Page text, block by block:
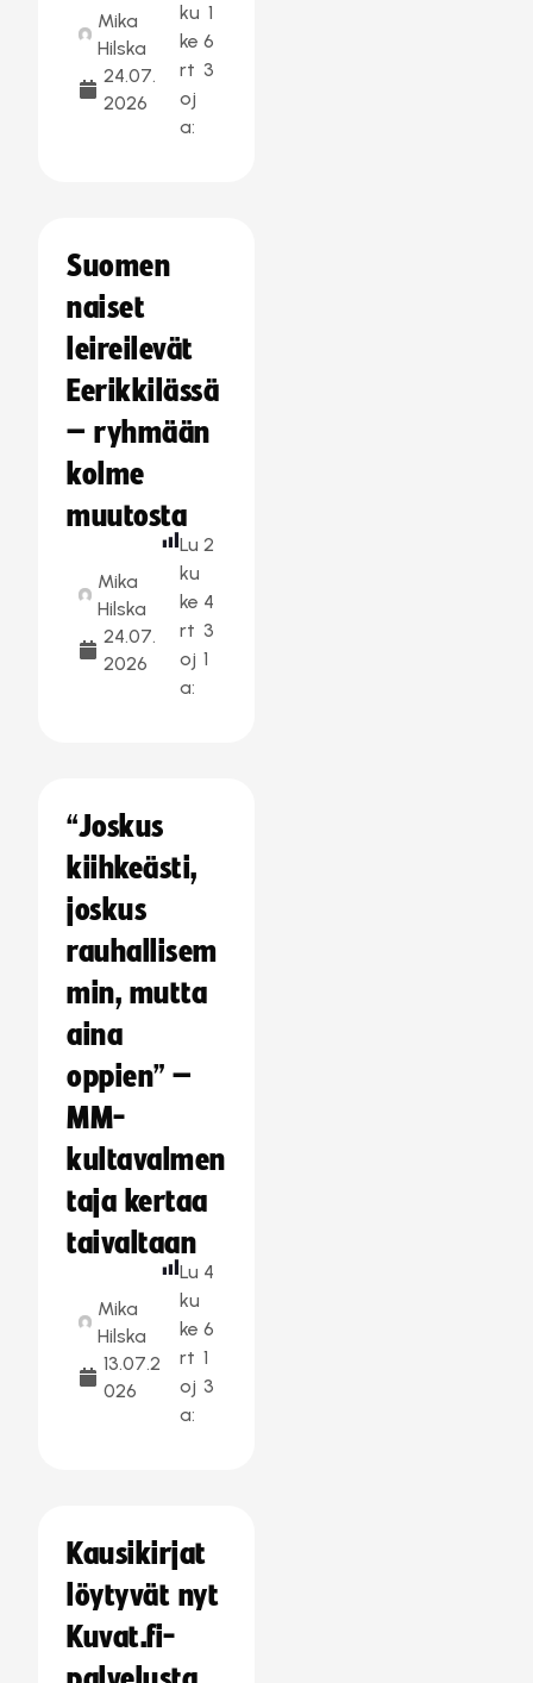
Mika
Hilska
24.07.
2026
ku
ke
rt
oj
a:
1
6
3
Suomen
naiset
leireilevät
Eerikkilässä
– ryhmään
kolme
muutosta
Mika
Hilska
24.07.
2026
Lu
ku
ke
rt
oj
a:
2
4
3
1
“Joskus
kiihkeästi,
joskus
rauhallisem
min, mutta
aina
oppien” –
MM-
kultavalmen
taja kertaa
taivaltaan
Mika
Hilska
13.07.2
026
Lu
ku
ke
rt
oj
a:
4
6
1
3
Kausikirjat
löytyvät nyt
Kuvat.fi-